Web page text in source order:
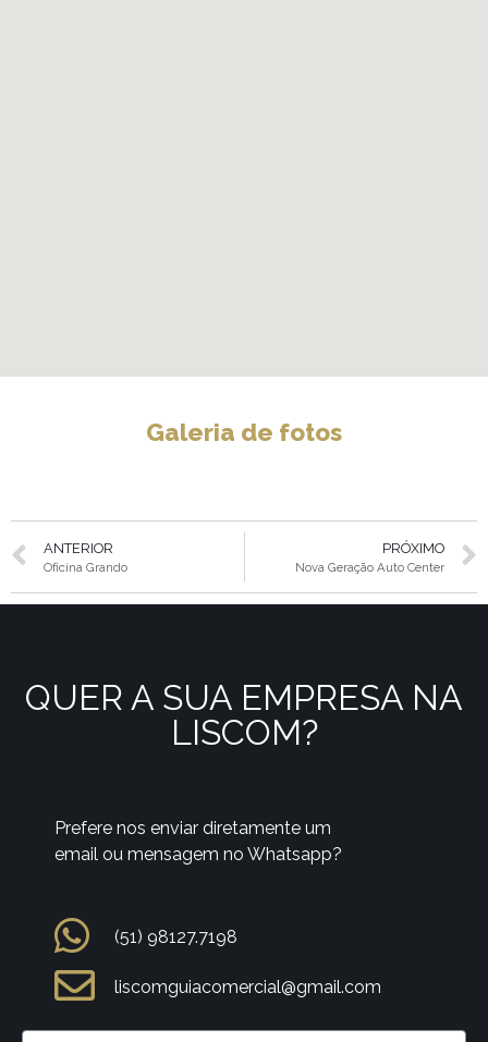
Galeria de fotos
ANTERIOR
Oficina Grando
PRÓXIMO
Nova Geração Auto Center
QUER A SUA EMPRESA NA
LISCOM?
Prefere nos enviar diretamente um
email ou mensagem no Whatsapp?
(51) 98127.7198
liscomguiacomercial@gmail.com